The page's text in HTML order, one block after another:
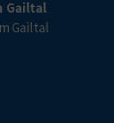
Gailtal
Gailtal